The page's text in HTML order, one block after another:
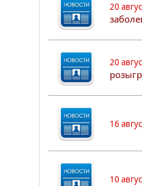
20
20
16
10